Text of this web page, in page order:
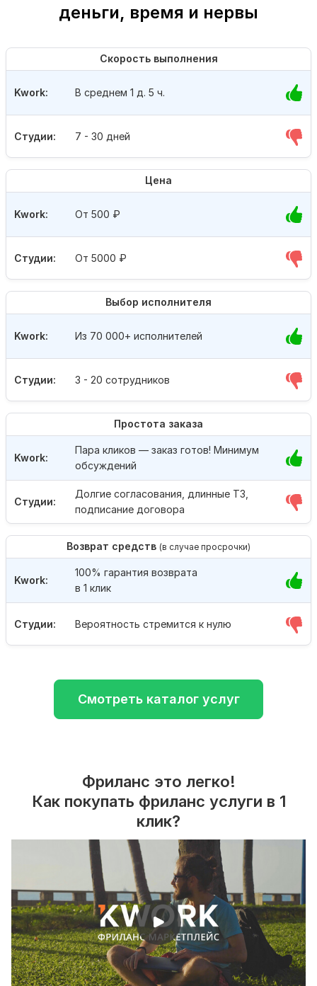
деньги, время и нервы
Скорость выполнения
Студии: 7 - 30 дней
Kwork: В среднем 1 д. 5 ч.
Цена
Студии: От 5000 ₽
Kwork: От 500 ₽
Выбор исполнителя
Студии: 3 - 20 сотрудников
Kwork: Из 70 000+ исполнителей
Простота заказа
Студии:
Долгие согласования, длинные ТЗ,
подписание договора
Kwork:
Пара кликов — заказ готов! Минимум
обсуждений
Возврат средств (в случае просрочки)
Студии: Вероятность стремится к нулю
Kwork:
100% гарантия возврата
в 1 клик
Смотреть каталог услуг
Фриланс это легко!
Как покупать фриланс услуги в 1
клик?